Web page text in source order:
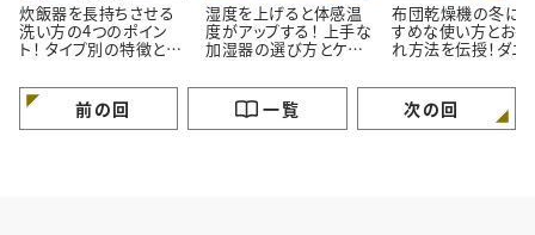
炊飯器を長持ちさせる
洗い方の4つのポイン
ト！ タイプ別の特徴と魅
知識4
湿度を上げると体感温
度がアップする！ 上手な
加湿器の選び方とケア
5
布団乾燥機の冬に
すめな使い方とお
れ方法を伝授！ダニ
電マメ知識7
前の回 一覧 次の回